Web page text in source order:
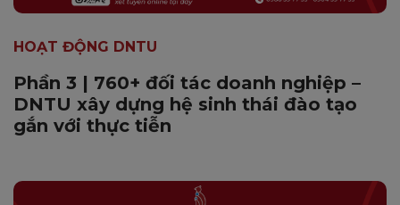
HOẠT ĐỘNG DNTU
Phần 3 | 760+ đối tác doanh nghiệp –
DNTU xây dựng hệ sinh thái đào tạo
gắn với thực tiễn